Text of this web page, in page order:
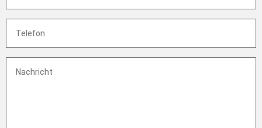
uns?
(Pflicht)
(Pflicht)